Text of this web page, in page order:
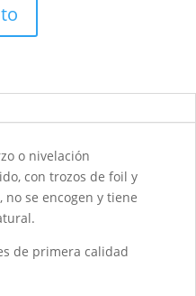
o nivelación
con trozos de foil y
se encogen y tiene
de primera calidad